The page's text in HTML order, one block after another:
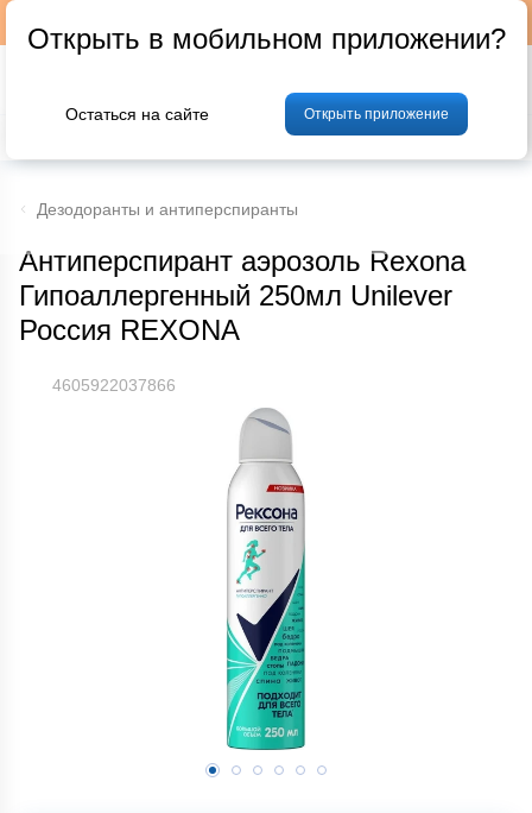
Фрукты и овощи Мясо Птица
Дезодоранты и антиперспиранты
Антиперспирант аэрозоль Rexona
Гипоаллергенный 250мл Unilever
Россия REXONA
4605922037866
Открыть в мобильном приложении?
Остаться на сайте Открыть приложение